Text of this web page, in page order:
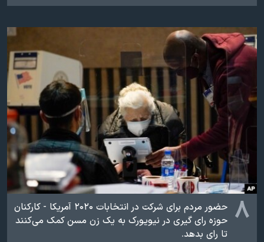
۸
حضور مردم برای شرکت در انتخابات ۲۰۲۰ آمریکا - کارکنان
حوزه رای گیری در نیویورک به یک زن مسن کمک می‌کنند
تا رای بدهد.